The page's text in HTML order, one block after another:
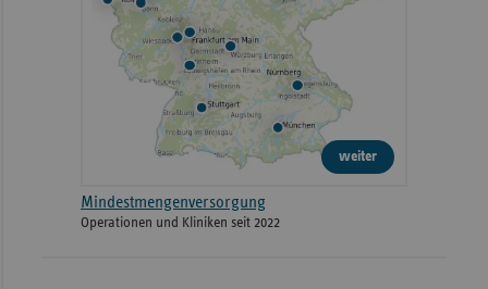
weiter
Mindestmengenversorgung
Operationen und Kliniken seit 2022